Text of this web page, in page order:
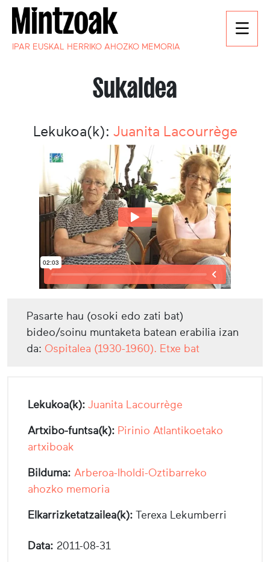
IPAR EUSKAL HERRIKO AHOZKO MEMORIA
Sukaldea
Lekukoa(k): Juanita Lacourrège
Pasarte hau (osoki edo zati bat)
bideo/soinu muntaketa batean erabilia izan
da: Ospitalea (1930-1960). Etxe bat
Lekukoa(k): Juanita Lacourrège
Artxibo-funtsa(k): Pirinio Atlantikoetako
artxiboak
Bilduma: Arberoa-Iholdi-Oztibarreko
ahozko memoria
Elkarrizketatzailea(k): Terexa Lekumberri
Data: 2011-08-31